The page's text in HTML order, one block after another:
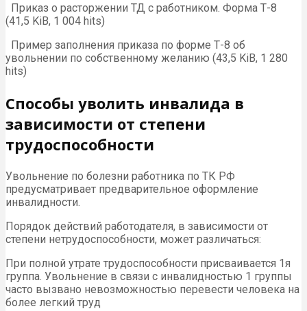
Приказ о расторжении ТД с работником. Форма Т-8
(41,5 KiB, 1 004 hits)
Пример заполнения приказа по форме Т-8 об
увольнении по собственному желанию (43,5 KiB, 1 280
hits)
Способы уволить инвалида в
зависимости от степени
трудоспособности
Увольнение по болезни работника по ТК РФ
предусматривает предварительное оформление
инвалидности.
Порядок действий работодателя, в зависимости от
степени нетрудоспособности, может различаться:
При полной утрате трудоспособности присваивается 1я
группа. Увольнение в связи с инвалидностью 1 группы
часто вызвано невозможностью перевести человека на
более легкий труд